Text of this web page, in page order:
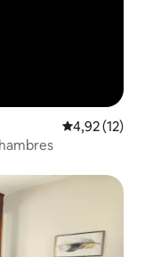
Note
4,92 (12)